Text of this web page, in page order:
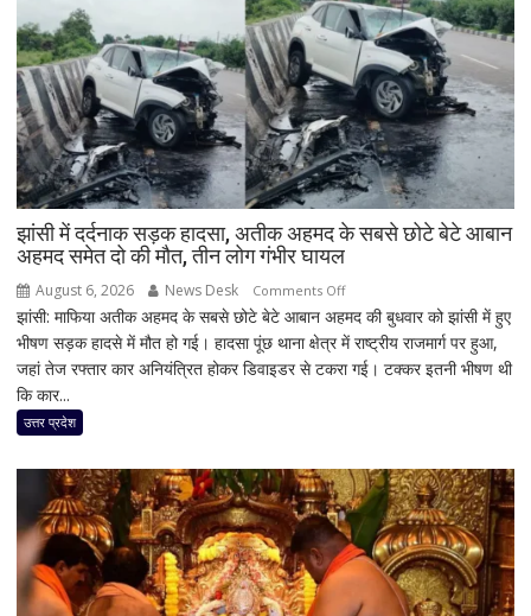
झांसी में दर्दनाक सड़क हादसा, अतीक अहमद के सबसे छोटे बेटे आबान
अहमद समेत दो की मौत, तीन लोग गंभीर घायल
August 6, 2026 News Desk Comments Offon
झांसी
में
दर्दनाक
अहमद
के
सबसे
छोटे
बेटे
आबान
झांसी: माफिया अतीक अहमद के सबसे छोटे बेटे आबान अहमद की बुधवार को झांसी में हुए
भीषण सड़क हादसे में मौत हो गई। हादसा पूंछ थाना क्षेत्र में राष्ट्रीय राजमार्ग पर हुआ,
जहां तेज रफ्तार कार अनियंत्रित होकर डिवाइडर से टकरा गई। टक्कर इतनी भीषण थी
कि कार...
उत्तर प्रदेश